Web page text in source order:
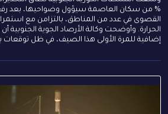
% من سكان العاصمة سيؤول وضواحيها، بعد رفع
القصوى في عدد من المناطق، بالتزامن مع استمرار
الحرارة. وأوضحت وكالة الأرصاد الجوية
إضافية للمرة الأولى هذا الصيف، في ظل توقعات